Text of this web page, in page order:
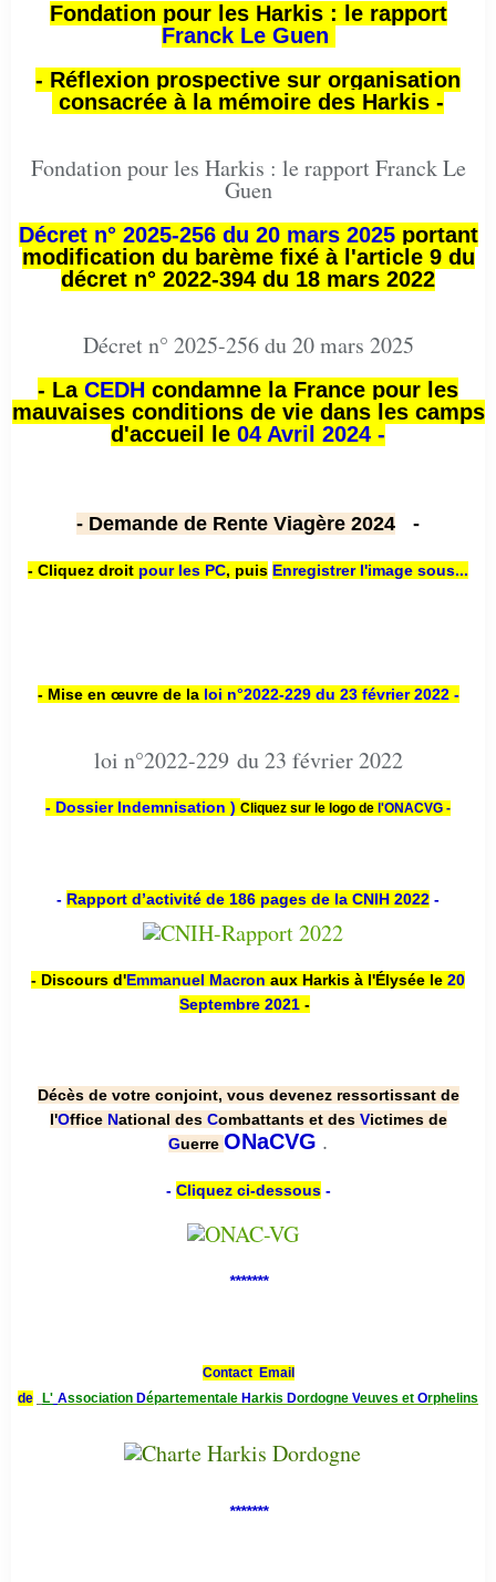
Fondation pour les Harkis : le rapport
Franck Le Guen
- Réflexion prospective sur organisation
consacrée à la mémoire des Harkis -
Fondation pour les Harkis : le rapport Franck Le
Guen
Décret n° 2025-256 du 20 mars 2025portant
modification du barème fixé à l'article 9 du
décret n° 2022-394 du 18 mars 2022
Décret n° 2025-256 du 20 mars 2025
- La CEDH condamne la France pour les
mauvaises conditions de vie dans les camps
d'accueil le 04 Avril 2024 -
- Demande de Rente Viagère 2024 -
- Cliquez droit pour les PC, puis Enregistrer l'image sous...
- Mise en œuvre de la loi n°2022-229 du 23 février 2022 -
loi n°2022-229 du 23 février 2022
- Dossier Indemnisation ) Cliquez sur le logo de l'ONACVG -
- Rapport d’activité de 186 pages de la CNIH 2022 -
- Discours d'Emmanuel Macron aux Harkis à l'Élysée le 20
Septembre 2021 -
Décès de votre conjoint, vous devenez ressortissant de
l'Office National des Combattants et des Victimes de
Guerre ONaCVG .
- Cliquez ci-dessous-
*******
Contact Email
de
L' Association Départementale Harkis Dordogne Veuves et Orphelins
*******